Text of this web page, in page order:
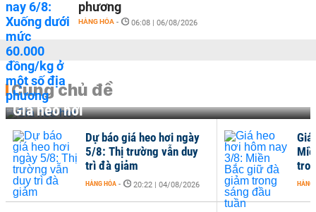
phương
HÀNG HÓA - 06:08 | 06/08/2026
Cùng chủ đề
Giá heo hơi
Dự báo giá heo hơi ngày
5/8: Thị trường vẫn duy
trì đà giảm
HÀNG HÓA - 20:22 | 04/08/2026 HÀNG